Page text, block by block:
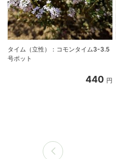
タイム（立性）：コモンタイム3-3.5
号ポット
440 円